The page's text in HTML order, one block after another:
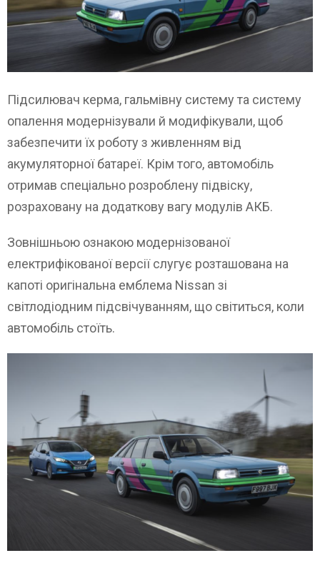
Підсилювач керма, гальмівну систему та систему
опалення модернізували й модифікували, щоб
забезпечити їх роботу з живленням від
акумуляторної батареї. Крім того, автомобіль
отримав спеціально розроблену підвіску,
розраховану на додаткову вагу модулів АКБ.
Зовнішньою ознакою модернізованої
електрифікованої версії слугує розташована на
капоті оригінальна емблема Nissan зі
світлодіодним підсвічуванням, що світиться, коли
автомобіль стоїть.